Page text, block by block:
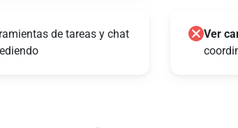
de tareas y chat
Ver